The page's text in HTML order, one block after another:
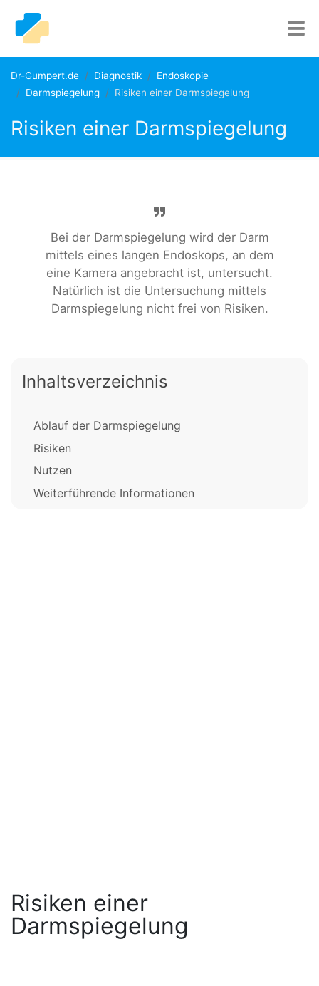
Dr-Gumpert.de Diagnostik
Endoskopie
Darmspiegelung
Risiken einer Darmspiegelung
Risiken einer Darmspiegelung
Bei der Darmspiegelung wird der Darm
mittels eines langen Endoskops, an dem
eine Kamera angebracht ist, untersucht.
Natürlich ist die Untersuchung mittels
Darmspiegelung nicht frei von Risiken.
Inhaltsverzeichnis
Ablauf der Darmspiegelung
Risiken
Nutzen
Weiterführende Informationen
Risiken einer
Darmspiegelung